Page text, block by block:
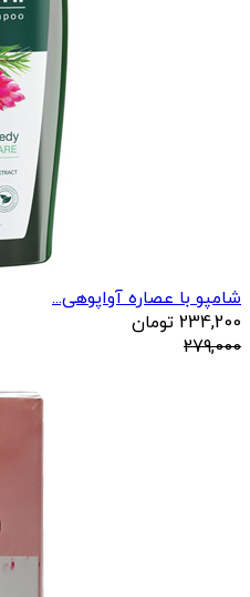
شامپو با عصاره آواپوهی...
234,200 تومان
279,000